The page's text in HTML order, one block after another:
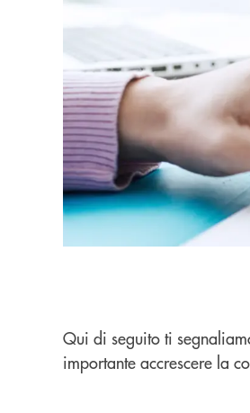
Qui di seguito ti
importante accrescere la